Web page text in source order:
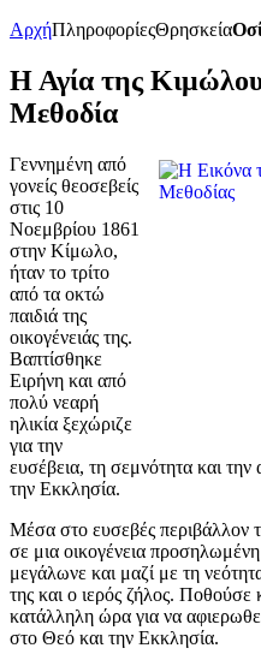
ΑρχήΠληροφορίεςΘρησκεία
Η Αγία της
Μεθοδία
Γεννημένη από
γονείς θεοσεβείς
στις 10
Νοεμβρίου 1861
στην Κίμωλο,
ήταν το τρίτο
από τα οκτώ
παιδιά της
οικογένειάς της.
Βαπτίσθηκε
Ειρήνη και από
πολύ νεαρή
ηλικία ξεχώριζε
για την
ευσέβεια, τη σεμνότητα και την
την Εκκλησία.
Μέσα στο ευσεβές περιβάλλον
σε μια οικογένεια
μεγάλωνε και μαζί με τη
της και ο ιερός ζήλος. Ποθούσε
κατάλληλη ώρα για να
στο Θεό και την Εκκλησία.